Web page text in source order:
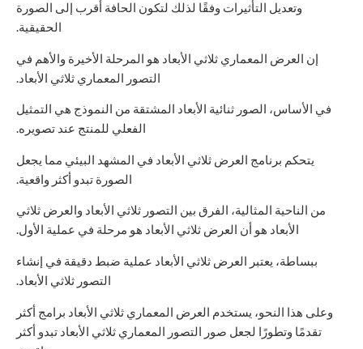
وتعديل التأثيرات وفقًا لذلك لتكون الحافة أقرب إلى الصورة
الحقيقية.
إن العرض المعماري ثلاثي الأبعاد هو المرحلة الأخيرة والأهم في
التصور المعماري ثلاثي الأبعاد.
في الأساس، الصور ثنائية الأبعاد المشتقة من النموذج هي التمثيل
الفعلي للمنتج عند تصويره.
يتحكم برنامج العرض ثلاثي الأبعاد في المشهد البيئي مما يجعل
الصورة تبدو أكثر واقعية.
من الناحية المثالية، الفرق بين التصور ثلاثي الأبعاد والعرض ثلاثي
الأبعاد هو أن العرض ثلاثي الأبعاد هو مرحلة في عملية الأول.
ببساطة، يعتبر العرض ثلاثي الأبعاد عملية ضبط دقيقة في إنشاء
التصور ثلاثي الأبعاد.
وعلى هذا النحو، يستخدم العرض المعماري ثلاثي الأبعاد برامج أكثر
تقدمًا وتطورًا لجعل صور التصور المعماري ثلاثي الأبعاد تبدو أكثر